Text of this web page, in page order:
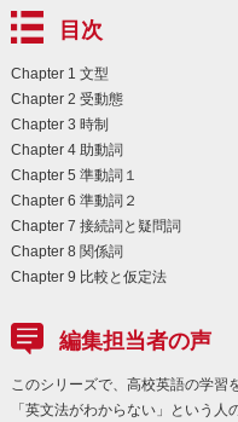
目次
Chapter 1 文型
Chapter 2 受動態
Chapter 3 時制
Chapter 4 助動詞
Chapter 5 準動詞１
Chapter 6 準動詞２
Chapter 7 接続詞と疑問詞
Chapter 8 関係詞
Chapter 9 比較と仮定法
編集担当者の声
このシリーズで、高校英語の学習
「英文法がわからない」という